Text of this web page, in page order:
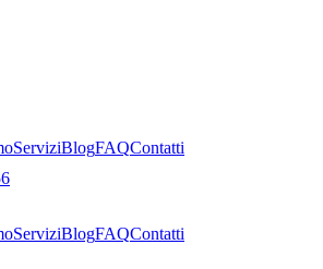
ServiziBlogFAQContatti
ServiziBlogFAQContatti